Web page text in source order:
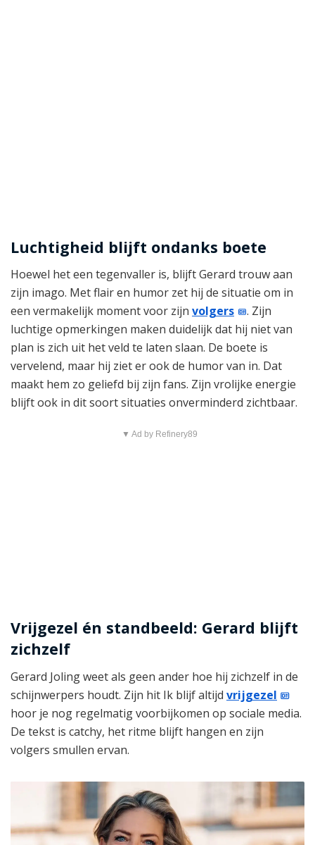
Luchtigheid blijft ondanks boete
Hoewel het een tegenvaller is, blijft Gerard trouw aan
zijn imago. Met flair en humor zet hij de situatie om in
een vermakelijk moment voor zijn volgers
. Zijn
luchtige opmerkingen maken duidelijk dat hij niet van
plan is zich uit het veld te laten slaan. De boete is
vervelend, maar hij ziet er ook de humor van in. Dat
maakt hem zo geliefd bij zijn fans. Zijn vrolijke energie
blijft ook in dit soort situaties onverminderd zichtbaar.
▼ Ad by Refinery89
Vrijgezel én standbeeld: Gerard blijft
zichzelf
Gerard Joling weet als geen ander hoe hij zichzelf in de
schijnwerpers houdt. Zijn hit Ik blijf altijd vrijgezel
hoor je nog regelmatig voorbijkomen op sociale media.
De tekst is catchy, het ritme blijft hangen en zijn
volgers smullen ervan.